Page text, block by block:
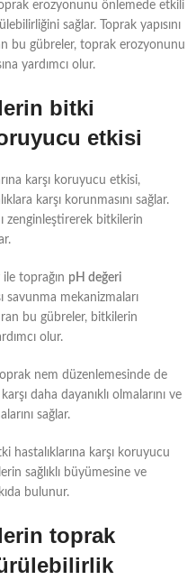
erozyonunu önlemede etkili
sağlar. Toprak yapısını
bu gübreler, toprak erozyonunu
yardımcı olur.
bitki
etkisi
karşı koruyucu etkisi,
karşı korunmasını sağlar.
zenginleştirerek bitkilerin
ile toprağın pH değeri
savunma mekanizmaları
bu gübreler, bitkilerin
olur.
nem düzenlemesinde de
daha dayanıklı olmalarını ve
sağlar.
hastalıklarına karşı koruyucu
sağlıklı büyümesine ve
bulunur.
toprak